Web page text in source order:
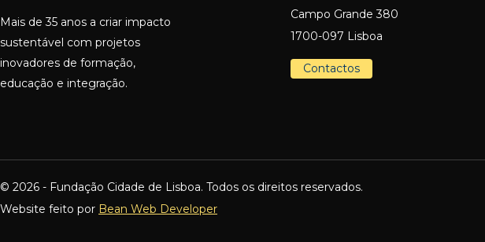
Mais de 35 anos a criar impacto
sustentável com projetos
inovadores de formação,
educação e integração.
Campo Grande 380
1700-097 Lisboa
Contactos
© 2026 - Fundação Cidade de Lisboa. Todos os direitos reservados.
Website feito por Bean Web Developer